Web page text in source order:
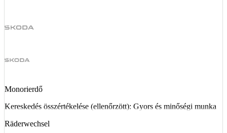
Monorierdő
Kereskedés összértékelése (ellenőrzött): Gyors és minőségi munka
Räderwechsel